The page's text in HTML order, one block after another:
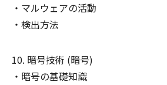
マルウェアの活動
検出方法
暗号技術 (暗号)
暗号の基礎知識